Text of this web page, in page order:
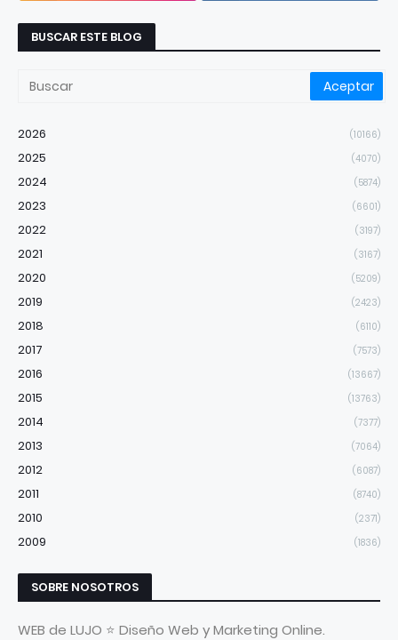
BUSCAR ESTE BLOG
2026 (10166)
2025 (4070)
2024 (5874)
2023 (6601)
2022 (3197)
2021 (3167)
2020 (5209)
2019 (2423)
2018 (6110)
2017 (7573)
2016 (13667)
2015 (13763)
2014 (7377)
2013 (7064)
2012 (6087)
2011 (8740)
2010 (2371)
2009 (1836)
SOBRE NOSOTROS
WEB de LUJO ⭐ Diseño Web y Marketing Online.